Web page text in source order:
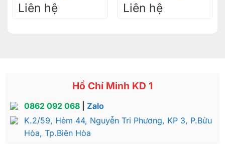
Liên hệ Liên hệ
Hồ Chí Minh KD 1
0862 092 068| Zalo
K.2/59, Hẻm 44, Nguyễn Tri Phương, KP 3, P.Bửu
Hòa, Tp.Biên Hòa